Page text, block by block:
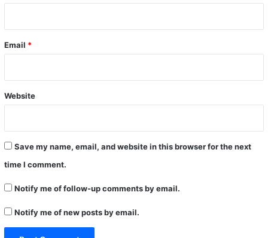
Email *
Website
Save my name, email, and website in this browser for the next
time I comment.
Notify me of follow-up comments by email.
Notify me of new posts by email.